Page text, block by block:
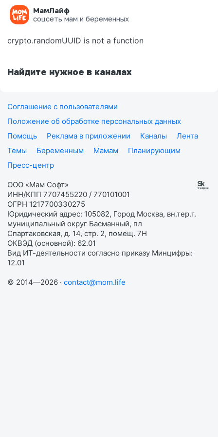
МамЛайф
соцсеть мам и беременных
Ошибка на странице
crypto.randomUUID is not a function
Найдите нужное в каналах
Соглашение с пользователями
Положение об обработке персональных данных
Помощь
Реклама в приложении Каналы
Лента
Темы
Беременным Мамам
Планирующим
Пресс-центр
ООО «Мам Софт»
ИНН/КПП 7707455220 / 770101001
ОГРН 1217700330275
Юридический адрес: 105082, Город Москва, вн.тер.г.
муниципальный округ Басманный, пл
Спартаковская, д. 14, стр. 2, помещ. 7Н
ОКВЭД (основной): 62.01
Вид ИТ-деятельности согласно приказу Минцифры:
12.01
© 2014—2026 · contact@mom.life